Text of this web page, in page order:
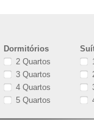
Dormitórios
2 Quartos
3 Quartos
4 Quartos
5 Quartos